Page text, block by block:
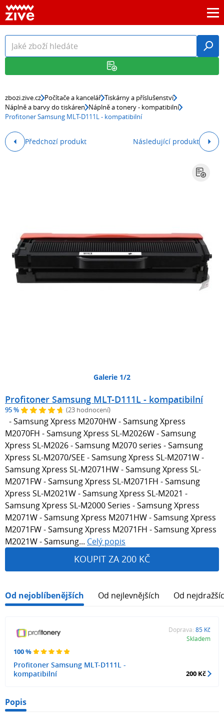
zbozi.zive.cz Počítače a kancelář Tiskárny a příslušenství
Náplně a barvy do tiskáren Náplně a tonery - kompatibilní
Profitoner Samsung MLT-D111L - kompatibilní
Předchozí produkt Následující produkt
Galerie 1/2
Profitoner Samsung MLT-D111L - kompatibilní
95 % (23 hodnocení)
- Samsung Xpress M2070HW - Samsung Xpress
M2070FH - Samsung Xpress SL-M2026W - Samsung
Xpress SL-M2026 - Samsung M2070 series - Samsung
Xpress SL-M2070/SEE - Samsung Xpress SL-M2071W -
Samsung Xpress SL-M2071HW - Samsung Xpress SL-
M2071FW - Samsung Xpress SL-M2071FH - Samsung
Xpress SL-M2021W - Samsung Xpress SL-M2021 -
Samsung Xpress SL-M2000 Series - Samsung Xpress
M2071W - Samsung Xpress M2071HW - Samsung Xpress
M2071FW - Samsung Xpress M2071FH - Samsung Xpress
M2021W - Samsung... Celý popis
KOUPIT ZA 200 KČ
Od nejoblíbenějších Od nejlevnějších Od
100 %
Profitoner Samsung MLT-D111L -
kompatibilní
Doprava: 85 Kč
Skladem
200 Kč
Popis